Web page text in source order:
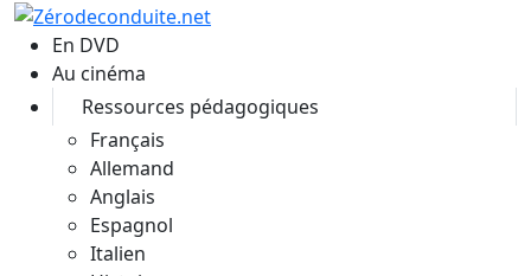
Aller au contenu principal
En DVD
Au cinéma
Ressources pédagogiques
Français
Allemand
Anglais
Espagnol
Italien